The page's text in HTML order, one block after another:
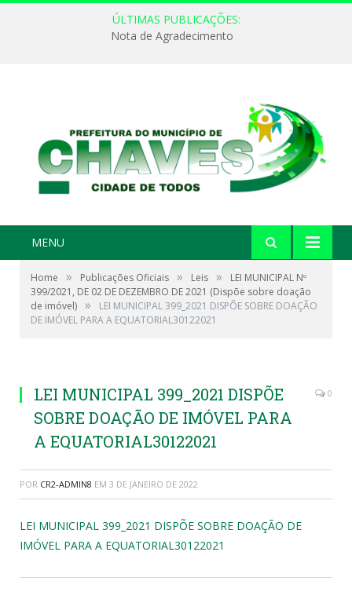
ÚLTIMAS PUBLICAÇÕES:
Nota de Agradecimento
MENU
Home » Publicações Oficiais » Leis »
LEI MUNICIPAL Nº
399/2021, DE 02 DE DEZEMBRO DE 2021 (Dispõe sobre doação
de imóvel) »
LEI MUNICIPAL 399_2021 DISPÕE SOBRE DOAÇÃO
DE IMÓVEL PARA A EQUATORIAL30122021
LEI MUNICIPAL 399_2021 DISPÕE
SOBRE DOAÇÃO DE IMÓVEL PARA
A EQUATORIAL30122021
0
POR CR2-ADMIN8 EM 3 DE JANEIRO DE 2022
LEI MUNICIPAL 399_2021 DISPÕE SOBRE DOAÇÃO DE
IMÓVEL PARA A EQUATORIAL30122021